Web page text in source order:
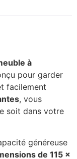
à
pour garder
facilement
, vous
soit dans votre
généreuse
de 115 x